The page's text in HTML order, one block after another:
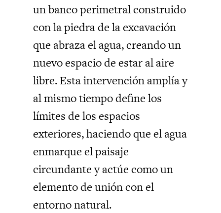
un banco perimetral construido
con la piedra de la excavación
que abraza el agua, creando un
nuevo espacio de estar al aire
libre. Esta intervención amplía y
al mismo tiempo define los
límites de los espacios
exteriores, haciendo que el agua
enmarque el paisaje
circundante y actúe como un
elemento de unión con el
entorno natural.